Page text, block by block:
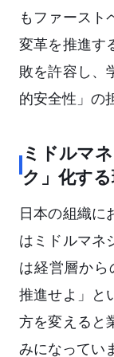
もファースト
変革を推進す
敗を許容し、
的安全性」の
ミドルマ
ク」化す
日本の組織に
はミドルマネ
は経営層から
推進せよ」と
方を変えると
みになってい